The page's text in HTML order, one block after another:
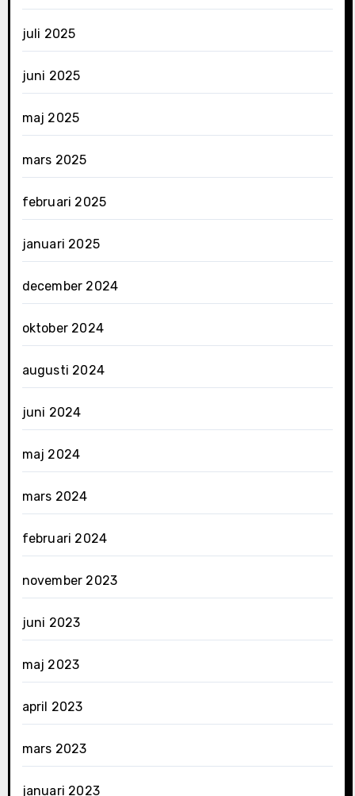
juli 2025
juni 2025
maj 2025
mars 2025
februari 2025
januari 2025
december 2024
oktober 2024
augusti 2024
juni 2024
maj 2024
mars 2024
februari 2024
november 2023
juni 2023
maj 2023
april 2023
mars 2023
januari 2023